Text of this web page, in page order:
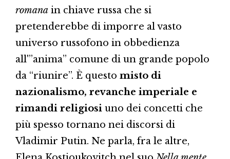
romana in chiave russa che si
pretenderebbe di imporre al vasto
universo russofono in obbedienza
all'”anima” comune di un grande popolo
da “riunire”. È questo misto di
nazionalismo, revanche imperiale e
rimandi religiosi uno dei concetti che
più spesso tornano nei discorsi di
Vladimir Putin. Ne parla, fra le altre,